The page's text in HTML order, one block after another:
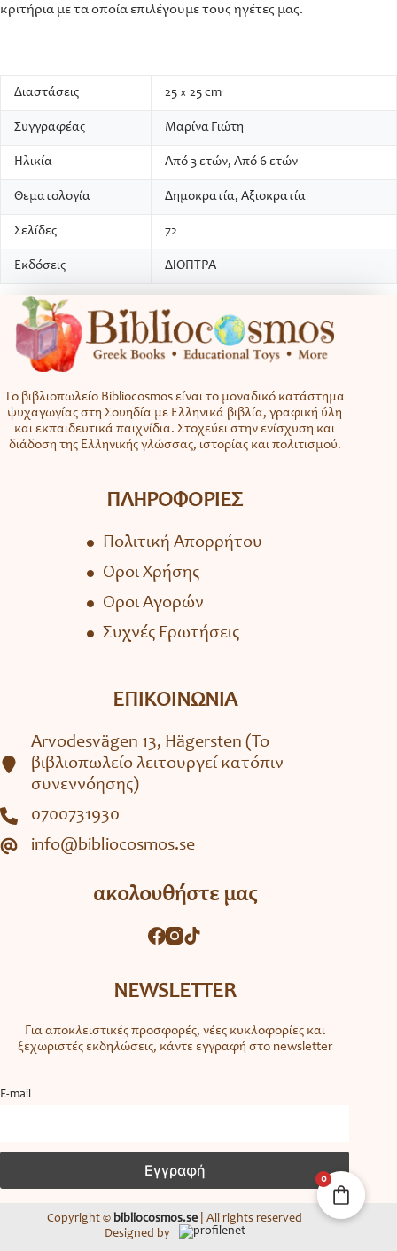
κριτήρια με τα οποία επιλέγουμε τους ηγέτες μας.
Διαστάσεις 25 × 25 cm
Συγγραφέας Μαρίνα Γιώτη
Ηλικία Από 3 ετών, Από 6 ετών
Θεματολογία Δημοκρατία, Αξιοκρατία
Σελίδες 72
Εκδόσεις ΔΙΟΠΤΡΑ
Το βιβλιοπωλείο Bibliocosmos είναι το μοναδικό κατάστημα
ψυχαγωγίας στη Σουηδία με Ελληνικά βιβλία, γραφική ύλη
και εκπαιδευτικά παιχνίδια. Στοχεύει στην ενίσχυση και
διάδοση της Ελληνικής γλώσσας, ιστορίας και πολιτισμού.
ΠΛΗΡΟΦΟΡΙΕΣ
Πολιτική Απορρήτου
Όροι Χρήσης
Όροι Αγορών
Συχνές Ερωτήσεις
ΕΠΙΚΟΙΝΩΝΙΑ
Arvodesvägen 13, Hägersten (To
βιβλιοπωλείο λειτουργεί κατόπιν
συνεννόησης)
0700731930
info@bibliocosmos.se
ακολουθήστε μας
NEWSLETTER
Για αποκλειστικές προσφορές, νέες κυκλοφορίες και
ξεχωριστές εκδηλώσεις, κάντε εγγραφή στο newsletter
Ε-mail
Copyright © bibliocosmos.se | All rights reserved
Designed by
0